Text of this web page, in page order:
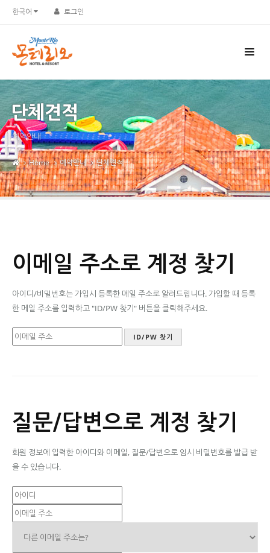
한국어 로그인
단체견적
예약안내
Home 예약안내 단체견적
이메일 주소로 계정 찾기
아이디/비밀번호는 가입시 등록한 메일 주소로 알려드립니다. 가입할 때 등록
한 메일 주소를 입력하고 "ID/PW 찾기" 버튼을 클릭해주세요.
질문/답변으로 계정 찾기
회원 정보에 입력한 아이디와 이메일, 질문/답변으로 임시 비밀번호를 발급 받
을 수 있습니다.